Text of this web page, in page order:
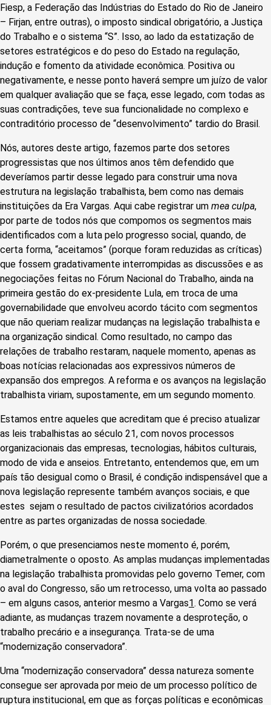
Fiesp, a Federação das Indústrias do Estado do Rio de Janeiro
– Firjan, entre outras), o imposto sindical obrigatório, a Justiça
do Trabalho e o sistema “S”. Isso, ao lado da estatização de
setores estratégicos e do peso do Estado na regulação,
indução e fomento da atividade econômica. Positiva ou
negativamente, e nesse ponto haverá sempre um juízo de valor
em qualquer avaliação que se faça, esse legado, com todas as
suas contradições, teve sua funcionalidade no complexo e
contraditório processo de “desenvolvimento” tardio do Brasil.
Nós, autores deste artigo, fazemos parte dos setores
progressistas que nos últimos anos têm defendido que
deveríamos partir desse legado para construir uma nova
estrutura na legislação trabalhista, bem como nas demais
instituições da Era Vargas. Aqui cabe registrar um mea culpa,
por parte de todos nós que compomos os segmentos mais
identificados com a luta pelo progresso social, quando, de
certa forma, “aceitamos” (porque foram reduzidas as críticas)
que fossem gradativamente interrompidas as discussões e as
negociações feitas no Fórum Nacional do Trabalho, ainda na
primeira gestão do ex-presidente Lula, em troca de uma
governabilidade que envolveu acordo tácito com segmentos
que não queriam realizar mudanças na legislação trabalhista e
na organização sindical. Como resultado, no campo das
relações de trabalho restaram, naquele momento, apenas as
boas notícias relacionadas aos expressivos números de
expansão dos empregos. A reforma e os avanços na legislação
trabalhista viriam, supostamente, em um segundo momento.
Estamos entre aqueles que acreditam que é preciso atualizar
as leis trabalhistas ao século 21, com novos processos
organizacionais das empresas, tecnologias, hábitos culturais,
modo de vida e anseios. Entretanto, entendemos que, em um
país tão desigual como o Brasil, é condição indispensável que a
nova legislação represente também avanços sociais, e que
estes sejam o resultado de pactos civilizatórios acordados
entre as partes organizadas de nossa sociedade.
Porém, o que presenciamos neste momento é, porém,
diametralmente o oposto. As amplas mudanças implementadas
na legislação trabalhista promovidas pelo governo Temer, com
o aval do Congresso, são um retrocesso, uma volta ao passado
– em alguns casos, anterior mesmo a Vargas1. Como se verá
adiante, as mudanças trazem novamente a desproteção, o
trabalho precário e a insegurança. Trata-se de uma
“modernização conservadora”.
Uma “modernização conservadora” dessa natureza somente
consegue ser aprovada por meio de um processo político de
ruptura institucional, em que as forças políticas e econômicas